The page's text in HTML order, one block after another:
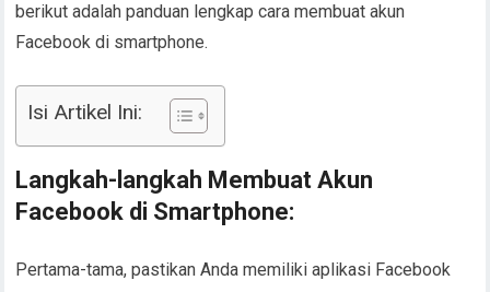
berikut adalah panduan lengkap cara membuat akun
Facebook di smartphone.
Isi Artikel Ini:
Langkah-langkah Membuat Akun
Facebook di Smartphone:
Pertama-tama, pastikan Anda memiliki aplikasi Facebook